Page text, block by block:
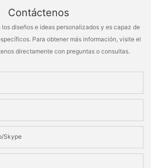
Contáctenos
diseños e ideas personalizados y es capaz de
Para obtener más información, visite el
directamente con preguntas o consultas.
Skype